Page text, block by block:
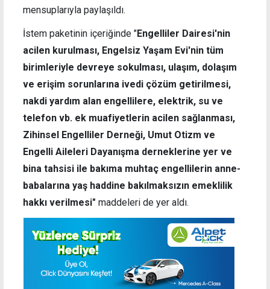
mensuplarıyla paylaşıldı.
İstem paketinin içeriğinde "Engelliler Dairesi'nin
acilen kurulması, Engelsiz Yaşam Evi'nin tüm
birimleriyle devreye sokulması, ulaşım, dolaşım
ve erişim sorunlarına ivedi çözüm getirilmesi,
nakdi yardım alan engellilere, elektrik, su ve
telefon vb. ek muafiyetlerin acilen sağlanması,
Zihinsel Engelliler Derneği, Umut Otizm ve
Engelli Aileleri Dayanışma derneklerine yer ve
bina tahsisi ile bakıma muhtaç engellilerin anne-
babalarına yaş haddine bakılmaksızın emeklilik
hakkı verilmesi" maddeleri de yer aldı.